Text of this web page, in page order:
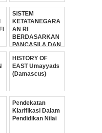
SISTEM
KETATANEGARA
AN RI
BERDASARKAN
PANCASILA DAN
UUD 1945
HISTORY OF
EAST Umayyads
(Damascus)
Pendekatan
Klarifikasi Dalam
Pendidikan Nilai